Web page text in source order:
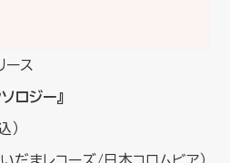
ス
ソロジー』
）
まレコーズ/日本コロムビア）